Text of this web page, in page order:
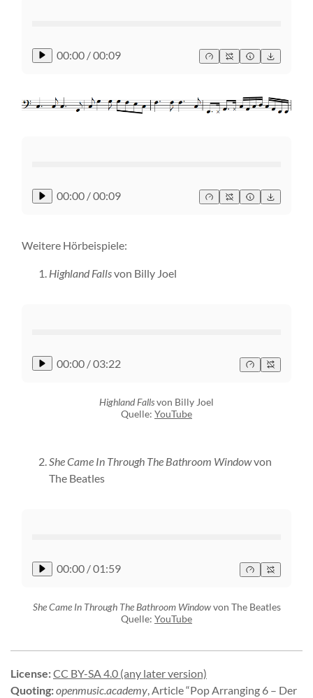
00:00 /00:09
00:00 /00:09
Weitere Hörbeispiele:
Highland Fallsvon Billy Joel
00:00 /03:22
Highland Fallsvon Billy Joel
Quelle: YouTube
She Came In Through The Bathroom Windowvon
The Beatles
00:00 /01:59
She Came In Through The Bathroom Windowvon The Beatles
Quelle: YouTube
License:CC BY-SA 4.0 (any later version)
Quoting:openmusic.academy,Article “Pop Arranging 6 – Der